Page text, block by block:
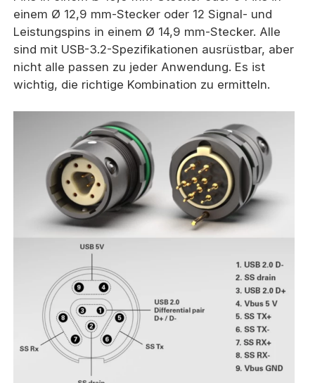
einem Ø 12,9 mm-Stecker oder 12 Signal- und
Leistungspins in einem Ø 14,9 mm-Stecker. Alle
sind mit USB-3.2-Spezifikationen ausrüstbar, aber
nicht alle passen zu jeder Anwendung. Es ist
wichtig, die richtige Kombination zu ermitteln.